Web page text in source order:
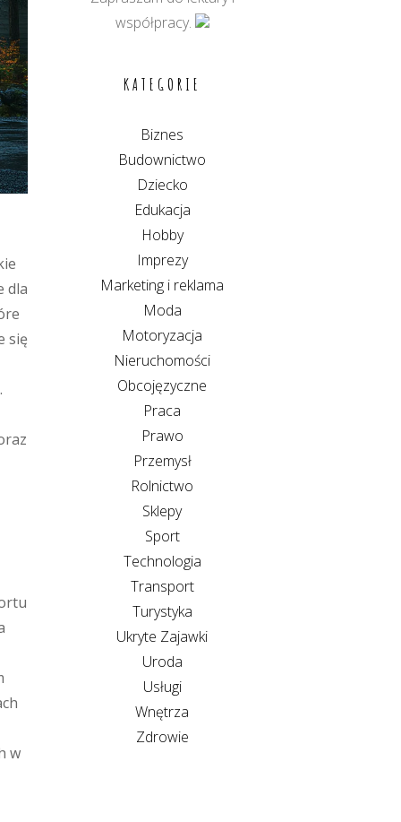
dla
się
w
współpracy.
KATEGORIE
Biznes
Budownictwo
Dziecko
Edukacja
Hobby
Imprezy
Marketing i reklama
Moda
Motoryzacja
Nieruchomości
Obcojęzyczne
Praca
Prawo
Przemysł
Rolnictwo
Sklepy
Sport
Technologia
Transport
Turystyka
Ukryte Zajawki
Uroda
Usługi
Wnętrza
Zdrowie